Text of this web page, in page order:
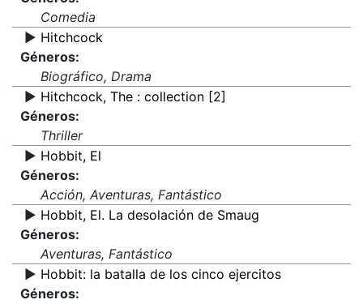
Comedia
▶️ Hitchcock
Géneros:
Biográfico, Drama
▶️ Hitchcock, The : collection [2]
Géneros:
Thriller
▶️ Hobbit, El
Géneros:
Acción, Aventuras, Fantástico
▶️ Hobbit, El. La desolación de Smaug
Géneros:
Aventuras, Fantástico
▶️ Hobbit: la batalla de los cinco ejercitos
Géneros: